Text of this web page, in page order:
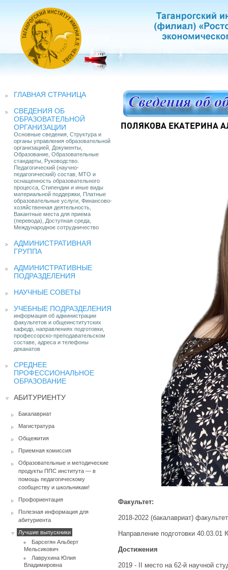
ГЛАВНАЯ СТРАНИЦА
СВЕДЕНИЯ ОБ
ОБРАЗОВАТЕЛЬНОЙ
ОРГАНИЗАЦИИ
Основные сведения, Структура и
органы управления образовательной
организацией, Документы,
Образование, Образовательные
стандарты, Руководство.
Педагогический (научно-
педагогический) состав, МТО и
оснащенность образовательного
процесса, Стипендии и иные виды
материальной поддержки, Платные
образовательные услуги, Финансово-
хозяйственная деятельность,
Вакантные места для приема
(перевода), Доступная среда,
Международное сотрудничество
АДМИНИСТРАТИВНАЯ
ГРУППА
АДМИНИСТРАТИВНЫЕ
ПОДРАЗДЕЛЕНИЯ
НАУЧНЫЕ СОВЕТЫ
УЧЕБНЫЕ ПОДРАЗДЕЛЕНИЯ
информация об администрации
факультетов и общеинститутских
кафедр, направлениях подготовки,
профессорско-преподавательском
составе, адреса и телефоны
деканатов
СРЕДНЕЕ
ПРОФЕССИОНАЛЬНОЕ
ОБРАЗОВАНИЕ
АБИТУРИЕНТУ
Бакалавриат
Магистратура
Общежития
Приемная комиссия
Образовательные и методические
продукты ППС института — в
помощь педагогическому
сообществу и школьникам!
Профориентация
Полезная информация для
абитуриента
Лучшие выпускники
Барсегян Альберт
Мельсикович
Лаврухина Юлия
Владимировна
ПОЛЯКОВА ЕКАТЕРИНА
Факультет:
2018-2022 (бакалавриат)
Направление подготовки 40.03.01
Достижения
2019 - II место на 62-й научной